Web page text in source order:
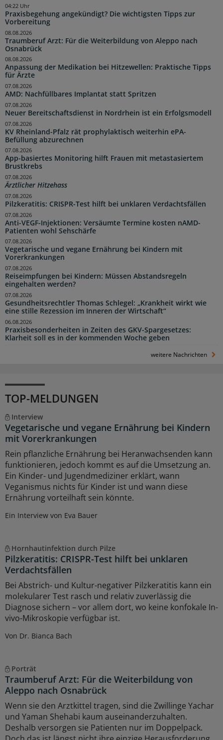
Praxisbegehung angekündigt? Die wichtigsten Tipps zur
Vorbereitung
04:22 Uhr
Traumberuf Arzt: Für die Weiterbildung von Aleppo nach
Osnabrück
08.08.2026
Anpassung der Medikation bei Hitzewellen: Praktische Tipps
für Ärzte
08.08.2026
AMD: Nachfüllbares Implantat statt Spritzen
07.08.2026
Neuer Bereitschaftsdienst in Nordrhein ist ein Erfolgsmodell
07.08.2026
KV Rheinland-Pfalz rät prophylaktisch weiterhin ePA-
Befüllung abzurechnen
07.08.2026
App-basiertes Monitoring hilft Frauen mit metastasiertem
Brustkrebs
07.08.2026
Ärztlicher Hitzehass
07.08.2026
Pilzkeratitis: CRISPR-Test hilft bei unklaren Verdachtsfällen
07.08.2026
Anti-VEGF-Injektionen: Versäumte Termine kosten nAMD-
Patienten wohl Sehschärfe
07.08.2026
Vegetarische und vegane Ernährung bei Kindern mit
Vorerkrankungen
07.08.2026
Reiseimpfungen bei Kindern: Müssen Abstandsregeln
eingehalten werden?
07.08.2026
Gesundheitsrechtler Thomas Schlegel: „Krankheit wirkt wie
eine stille Rezession im Inneren der Wirtschaft“
07.08.2026
Praxisbesonderheiten in Zeiten des GKV-Spargesetzes:
Klarheit soll es in der kommenden Woche geben
06.08.2026
weitere Nachrichten
TOP-MELDUNGEN
Interview
Vegetarische und vegane Ernährung bei Kindern
mit Vorerkrankungen
Rein pflanzliche Ernährung bei Heranwachsenden kann
funktionieren, jedoch kommt es auf die Umsetzung an.
Ein Kinder- und Jugendmediziner erklärt, wann
Veganismus nichts für Kinder ist und wann diese
Ernährung vorteilhaft sein könnte.
Ein Interview von Eva Bauer
Hornhautinfektion durch Pilze
Pilzkeratitis: CRISPR-Test hilft bei unklaren
Verdachtsfällen
Bei Abstrich- und Kultur-negativer Pilzkeratitis kann ein
molekularer Test rasch und relativ zuverlässig die
Diagnose sichern – vor allem dort, wo keine konfokale In-
vivo-Mikroskopie verfügbar ist.
Von Dr. Bianca Bach
Porträt
Traumberuf Arzt: Für die Weiterbildung von
Aleppo nach Osnabrück
Wenn sie den Arztkittel tragen, sind die Zwillinge Yachar
und Yaman Shehabi kaum auseinanderzuhalten.
Deshalb versorgen sie Patienten nur im Doppelpack.